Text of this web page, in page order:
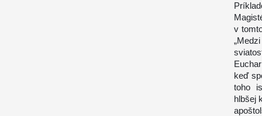
v
keď
toho
hlbšej